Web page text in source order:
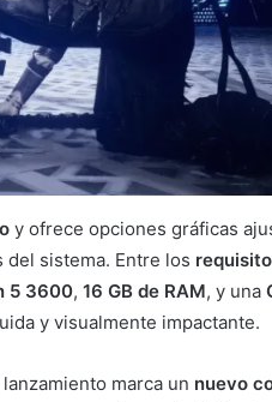
y ofrece opciones gráficas
del sistema. Entre los
5 3600, 16 GB de RAM, y una
y visualmente impactante.
marca un nuevo